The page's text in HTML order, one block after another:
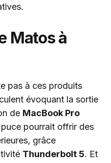
Matos à
pas à ces produits
évoquant la sortie
de MacBook Pro
pourrait offrir des
grâce
Thunderbolt 5. Et